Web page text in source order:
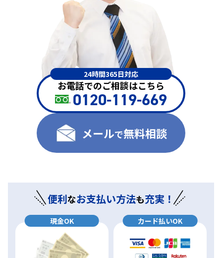
24時間365日対応
お電話でのご相談はこちら
0120-119-669
メールで無料相談
便利なお支払い方法も充実！
現金OK カード払いOK